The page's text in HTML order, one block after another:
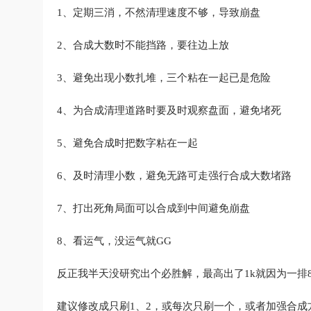
1、定期三消，不然清理速度不够，导致崩盘
2、合成大数时不能挡路，要往边上放
3、避免出现小数扎堆，三个粘在一起已是危险
4、为合成清理道路时要及时观察盘面，避免堵死
5、避免合成时把数字粘在一起
6、及时清理小数，避免无路可走强行合成大数堵路
7、打出死角局面可以合成到中间避免崩盘
8、看运气，没运气就GG
反正我半天没研究出个必胜解，最高出了1k就因为一排
建议修改成只刷1、2，或每次只刷一个，或者加强合成